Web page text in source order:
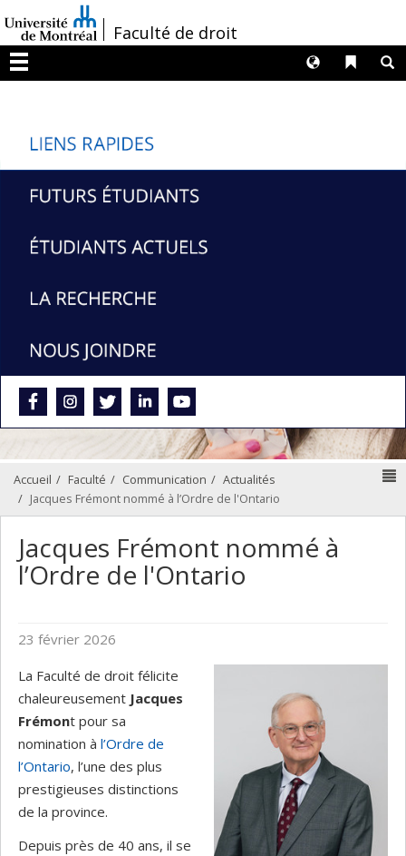
au
contenu
/Faculté de droit
Menu
Liens
Langues
Accueil Faculté Communication
Actualités
Jacques Frémont nommé à l’Ordre de l'Ontario
Jacques Frémont nommé à
l’Ordre de l'Ontario
23 février 2026
La Faculté de droit félicite
chaleureusement Jacques
Frémont pour sa
nomination à l’Ordre de
l’Ontario, l’une des plus
prestigieuses distinctions
de la province.
Depuis près de 40 ans, il se